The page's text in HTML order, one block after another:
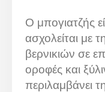
Ο μπογιατζής
ασχολείται με
βερνικιών σε
οροφές και
περιλαμβάνει